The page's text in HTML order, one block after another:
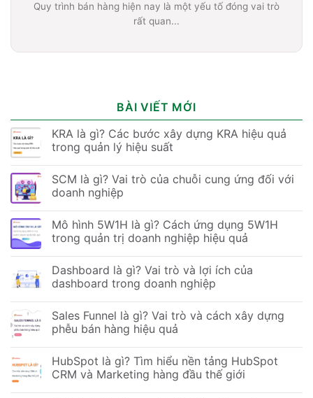
Quy trình bán hàng hiện nay là một yếu tố đóng vai trò
rất quan...
BÀI VIẾT MỚI
KRA là gì? Các bước xây dựng KRA hiệu quả
trong quản lý hiệu suất
SCM là gì? Vai trò của chuỗi cung ứng đối với
doanh nghiệp
Mô hình 5W1H là gì? Cách ứng dụng 5W1H
trong quản trị doanh nghiệp hiệu quả
Dashboard là gì? Vai trò và lợi ích của
dashboard trong doanh nghiệp
Sales Funnel là gì? Vai trò và cách xây dựng
phễu bán hàng hiệu quả
HubSpot là gì? Tìm hiểu nền tảng HubSpot
CRM và Marketing hàng đầu thế giới